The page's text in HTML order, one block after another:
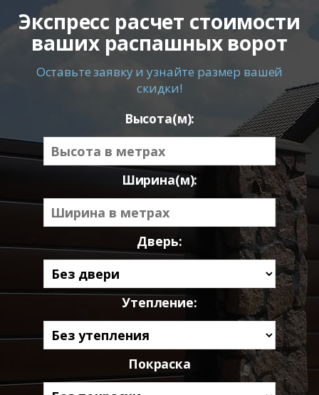
Экспресс расчет стоимости
ваших распашных ворот
Оставьте заявку и узнайте размер вашей
скидки!
Высота(м):
Ширина(м):
Дверь:
Утепление:
Покраска